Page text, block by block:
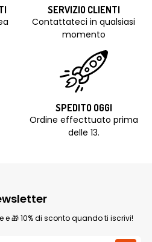
SERVIZIO CLIENTI
Contattateci in qualsiasi
momento
SPEDITO OGGI
Ordine effecttuato prima
delle 13.
e 🎁 10% di sconto quando ti iscrivi!